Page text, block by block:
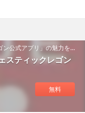
アプリ「MAJESTICLEGON マジェスティックレゴン公式アプリ」の魅力を紹介！
スティックレゴン
無料